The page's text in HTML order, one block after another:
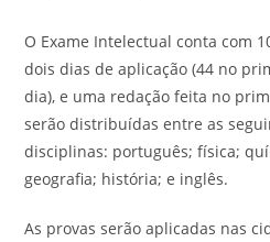
O Exame Intelectual conta com
dois dias de aplicação (44 no
dia), e uma redação feita no
serão distribuídas entre as
disciplinas: português; física;
geografia; história; e inglês.
As provas serão aplicadas nas